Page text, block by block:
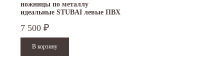
ножницы по металлу
идеальные STUBAI левые ПВХ
7 500 ₽